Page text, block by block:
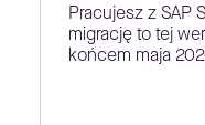
Pracujesz z SAP
migrację to tej
końcem maja